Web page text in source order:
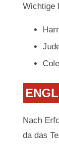
Wichtige
Nach
da das